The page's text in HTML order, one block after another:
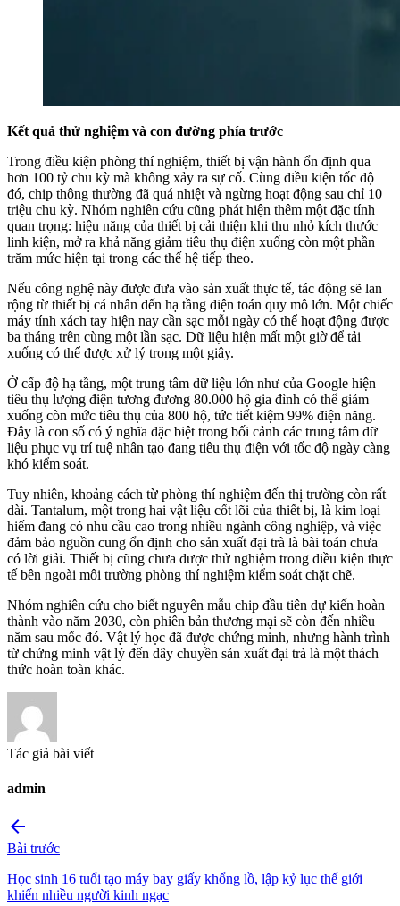
Kết quả thử nghiệm và con đường phía trước
Trong điều kiện phòng thí nghiệm, thiết bị vận hành ổn định qua
hơn 100 tỷ chu kỳ mà không xảy ra sự cố. Cùng điều kiện tốc độ
đó, chip thông thường đã quá nhiệt và ngừng hoạt động sau chỉ 10
triệu chu kỳ. Nhóm nghiên cứu cũng phát hiện thêm một đặc tính
quan trọng: hiệu năng của thiết bị cải thiện khi thu nhỏ kích thước
linh kiện, mở ra khả năng giảm tiêu thụ điện xuống còn một phần
trăm mức hiện tại trong các thế hệ tiếp theo.
Nếu công nghệ này được đưa vào sản xuất thực tế, tác động sẽ lan
rộng từ thiết bị cá nhân đến hạ tầng điện toán quy mô lớn. Một chiếc
máy tính xách tay hiện nay cần sạc mỗi ngày có thể hoạt động được
ba tháng trên cùng một lần sạc. Dữ liệu hiện mất một giờ để tải
xuống có thể được xử lý trong một giây.
Ở cấp độ hạ tầng, một trung tâm dữ liệu lớn như của Google hiện
tiêu thụ lượng điện tương đương 80.000 hộ gia đình có thể giảm
xuống còn mức tiêu thụ của 800 hộ, tức tiết kiệm 99% điện năng.
Đây là con số có ý nghĩa đặc biệt trong bối cảnh các trung tâm dữ
liệu phục vụ trí tuệ nhân tạo đang tiêu thụ điện với tốc độ ngày càng
khó kiểm soát.
Tuy nhiên, khoảng cách từ phòng thí nghiệm đến thị trường còn rất
dài. Tantalum, một trong hai vật liệu cốt lõi của thiết bị, là kim loại
hiếm đang có nhu cầu cao trong nhiều ngành công nghiệp, và việc
đảm bảo nguồn cung ổn định cho sản xuất đại trà là bài toán chưa
có lời giải. Thiết bị cũng chưa được thử nghiệm trong điều kiện thực
tế bên ngoài môi trường phòng thí nghiệm kiểm soát chặt chẽ.
Nhóm nghiên cứu cho biết nguyên mẫu chip đầu tiên dự kiến hoàn
thành vào năm 2030, còn phiên bản thương mại sẽ còn đến nhiều
năm sau mốc đó. Vật lý học đã được chứng minh, nhưng hành trình
từ chứng minh vật lý đến dây chuyền sản xuất đại trà là một thách
thức hoàn toàn khác.
Tác giả bài viết
admin
arrow_back
Bài trước
Học sinh 16 tuổi tạo máy bay giấy khổng lồ, lập kỷ lục thế giới
khiến nhiều người kinh ngạc